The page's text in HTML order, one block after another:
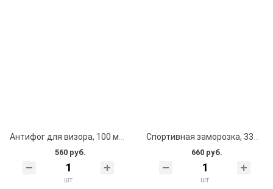
Антифог для визора, 100 мл, Lowry Sports
560 руб.
шт
Спортивная заморозка, 335 мл, Freeze Spray
660 руб.
шт